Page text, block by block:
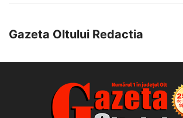
Gazeta Oltului Redactia